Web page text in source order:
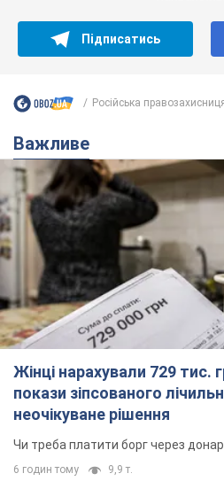
Жінці нарахували 729 тис.
покази зіпсованого
неочікуване рішення
Чи треба платити борг через
6 годин тому 9,9 т.
"Це Україна напала!"
викрила київського поета,
"зазомбували": він навіть
не знав, а тепер хоче
Як зазначила артистка, письменник
"промили мозок"
5 годин тому 6,9 т.